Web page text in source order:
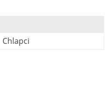
Chlapci